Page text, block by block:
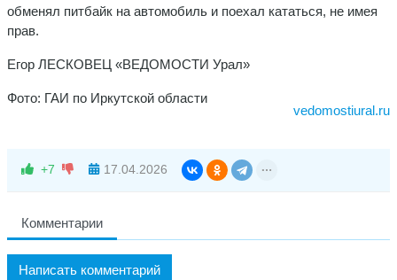
обменял питбайк на автомобиль и поехал кататься, не имея
прав.
Егор ЛЕСКОВЕЦ «ВЕДОМОСТИ Урал»
Фото: ГАИ по Иркутской области
vedomostiural.ru
+7 17.04.2026
Комментарии
Написать комментарий